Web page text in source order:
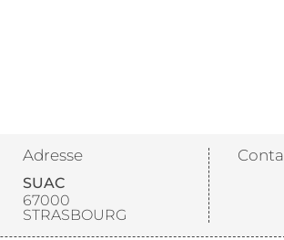
Adresse
SUAC
67000
STRASBOURG